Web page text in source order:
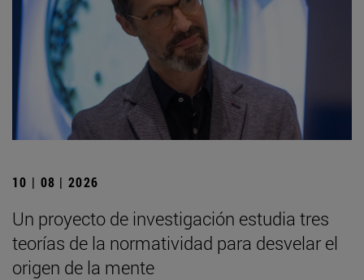
10 | 08 | 2026
Un proyecto de investigación estudia tres
teorías de la normatividad para desvelar el
origen de la mente